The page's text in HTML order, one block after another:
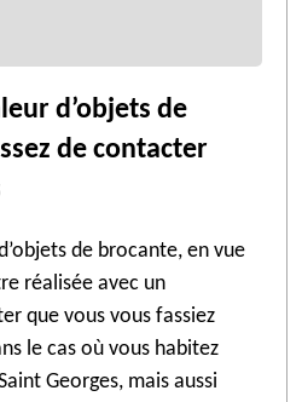
d’objets de
de contacter
de brocante, en vue
réalisée avec un
que vous vous fassiez
le cas où vous habitez
Georges, mais aussi